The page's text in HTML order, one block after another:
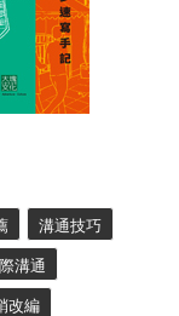
溝通技巧
溝通
改編